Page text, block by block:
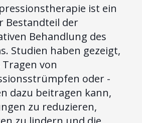
ist ein
Bestandteil der
Behandlung des
Studien haben gezeigt,
Tragen von
oder -
dazu beitragen kann,
zu reduzieren,